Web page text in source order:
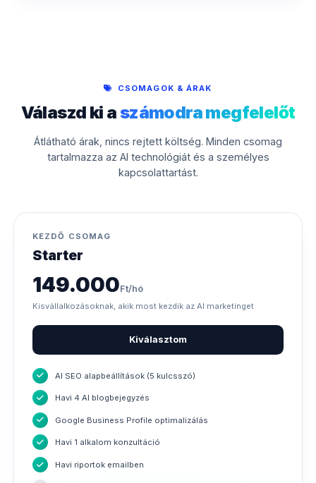
CSOMAGOK & ÁRAK
Válaszd ki a számodra megfelelőt
Átlátható árak, nincs rejtett költség. Minden csomag
tartalmazza az AI technológiát és a személyes
kapcsolattartást.
KEZDŐ CSOMAG
Starter
149.000Ft/hó
Kisvállalkozásoknak, akik most kezdik az AI marketinget
Kiválasztom
AI SEO alapbeállítások (5 kulcsszó)
Havi 4 AI blogbejegyzés
Google Business Profile optimalizálás
Havi 1 alkalom konzultáció
Havi riportok emailben